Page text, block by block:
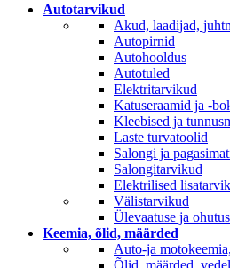
Autotarvikud
Akud, laadijad,
Autopirnid
Autohooldus
Autotuled
Elektritarvikud
Katuseraamid ja -
Kleebised ja
Laste turvatoolid
Salongi ja
Salongitarvikud
Elektrilised
Välistarvikud
Ülevaatuse ja
Keemia, õlid, määrded
Auto-ja
Õlid, määrded,